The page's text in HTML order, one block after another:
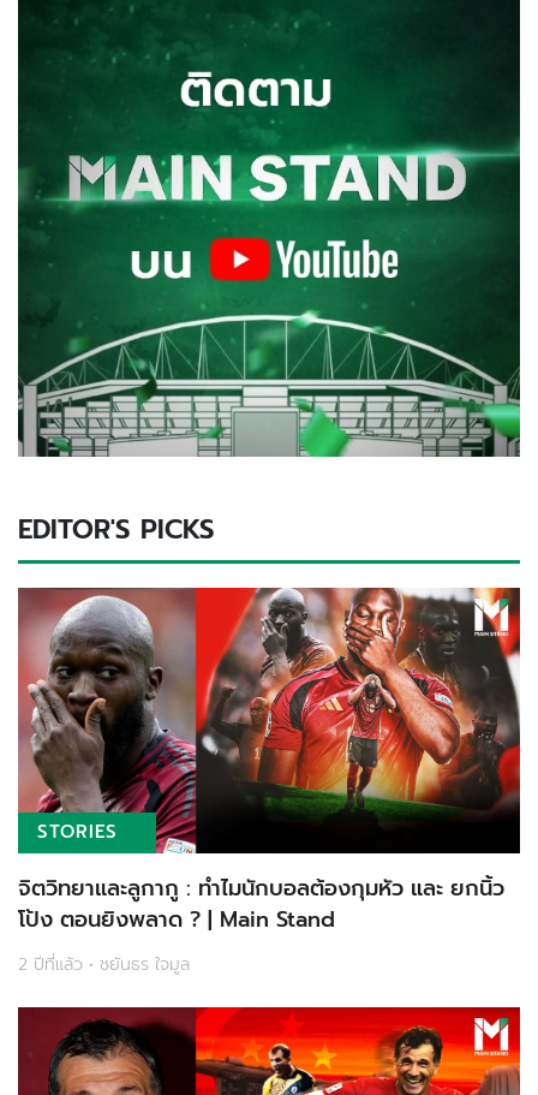
EDITOR'S PICKS
STORIES
จิตวิทยาและลูกากู : ทำไมนักบอลต้องกุมหัว และ ยกนิ้ว
โป้ง ตอนยิงพลาด ? | Main Stand
2 ปีที่แล้ว • ชยันธร ใจมูล